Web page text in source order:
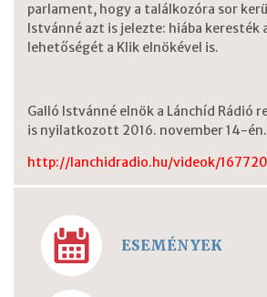
parlament, hogy a találkozóra sor
Istvánné azt is jelezte: hiába keresték
lehetőségét a Klik elnökével is.
Galló Istvánné elnök a Lánchíd Rádió
is nyilatkozott 2016. november 14-én.
http://lanchidradio.hu/videok/167720
ESEMÉNYEK